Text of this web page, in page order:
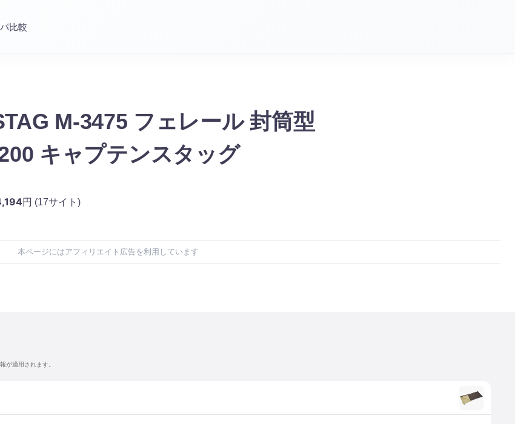
比較
M-3475 フェレール 封筒型
キャプテンスタッグ
円 (17サイト)
本ページにはアフィリエイト広告を利用しています
が適用されます。